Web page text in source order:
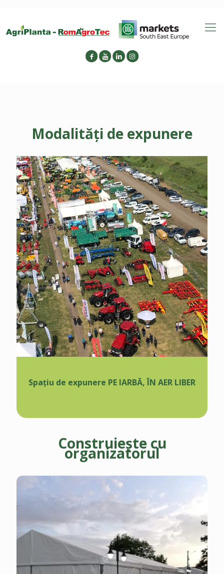
Modalități de expunere
Spațiu de expunere PE IARBĂ, ÎN AER LIBER
Construiește cu
organizatorul